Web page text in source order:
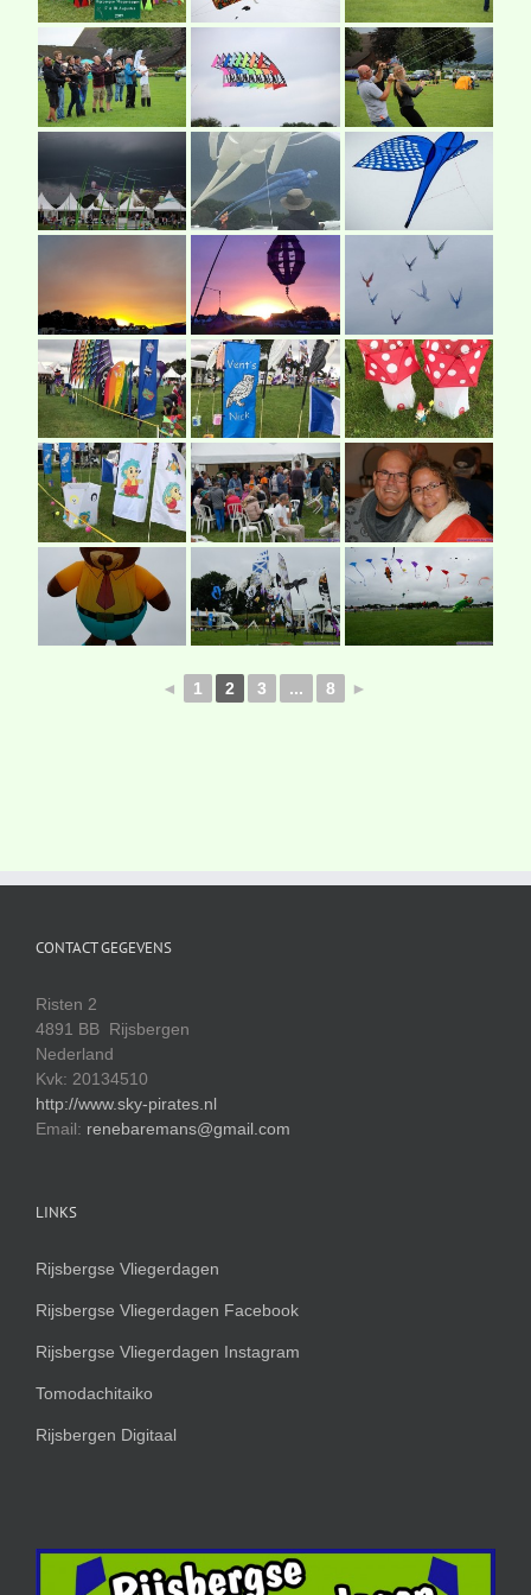
◄ 1 2 3 ... 8 ►
CONTACT GEGEVENS
Risten 2
4891 BB Rijsbergen
Nederland
Kvk: 20134510
http://www.sky-pirates.nl
Email: renebaremans@gmail.com
LINKS
Rijsbergse Vliegerdagen
Rijsbergse Vliegerdagen Facebook
Rijsbergse Vliegerdagen Instagram
Tomodachitaiko
Rijsbergen Digitaal